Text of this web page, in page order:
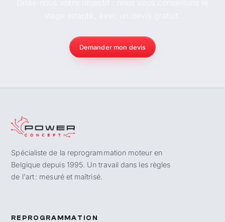
Demander mon devis
Spécialiste de la reprogrammation moteur en
Belgique depuis 1995. Un travail dans les règles
de l'art : mesuré et maîtrisé.
REPROGRAMMATION